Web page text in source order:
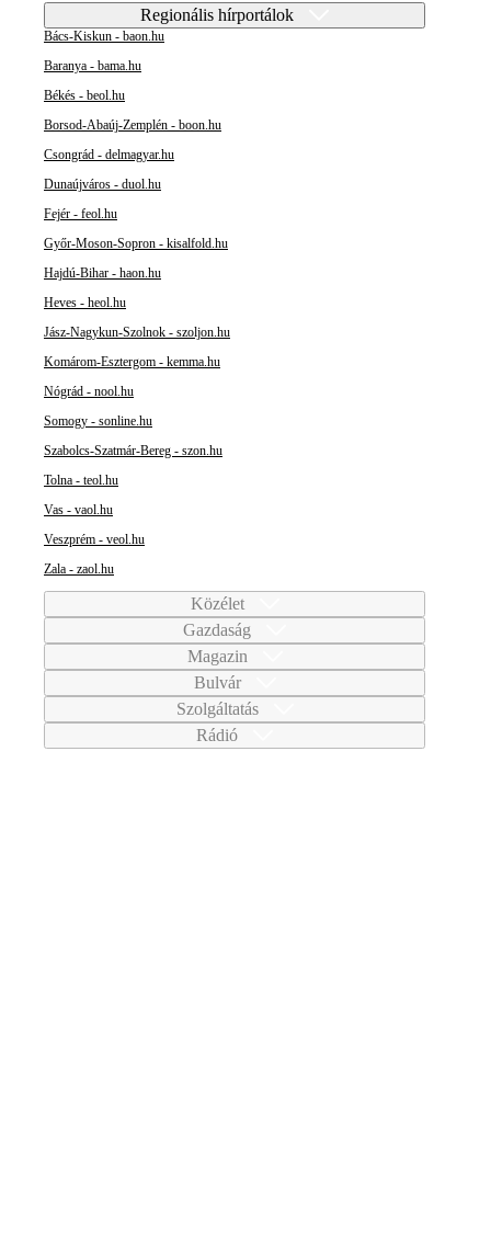
Regionális hírportálok
Bács-Kiskun - baon.hu
Baranya - bama.hu
Békés - beol.hu
Borsod-Abaúj-Zemplén - boon.hu
Csongrád - delmagyar.hu
Dunaújváros - duol.hu
Fejér - feol.hu
Győr-Moson-Sopron - kisalfold.hu
Hajdú-Bihar - haon.hu
Heves - heol.hu
Jász-Nagykun-Szolnok - szoljon.hu
Komárom-Esztergom - kemma.hu
Nógrád - nool.hu
Somogy - sonline.hu
Szabolcs-Szatmár-Bereg - szon.hu
Tolna - teol.hu
Vas - vaol.hu
Veszprém - veol.hu
Zala - zaol.hu
Közélet
Gazdaság
Magazin
Bulvár
Szolgáltatás
Rádió